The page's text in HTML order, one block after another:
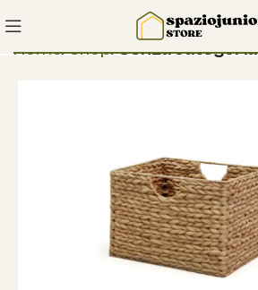
Home Shop Senza categoria